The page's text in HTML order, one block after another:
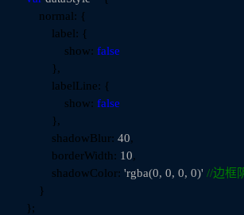
            normal: {
                label: {
                    show:
false
                },
                labelLine: {
                    show:
false
                },
                shadowBlur:
40,
                borderWidth:
10,
                shadowColor:
'rgba(0, 0, 0, 0)' //边框
            }
        };